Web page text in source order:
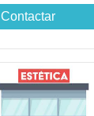
Contactar